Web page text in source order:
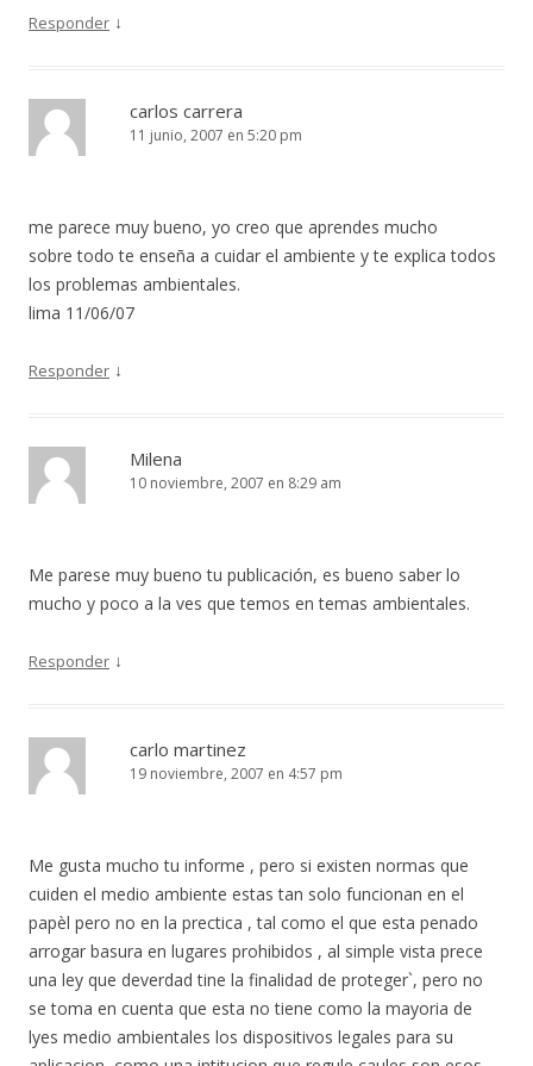
Responder ↓
carlos carrera
11 junio, 2007 en 5:20 pm
me parece muy bueno, yo creo que aprendes mucho
sobre todo te enseña a cuidar el ambiente y te explica todos
los problemas ambientales.
lima 11/06/07
Responder ↓
Milena
10 noviembre, 2007 en 8:29 am
Me parese muy bueno tu publicación, es bueno saber lo
mucho y poco a la ves que temos en temas ambientales.
Responder ↓
carlo martinez
19 noviembre, 2007 en 4:57 pm
Me gusta mucho tu informe , pero si existen normas que
cuiden el medio ambiente estas tan solo funcionan en el
papèl pero no en la prectica , tal como el que esta penado
arrogar basura en lugares prohibidos , al simple vista prece
una ley que deverdad tine la finalidad de proteger`, pero no
se toma en cuenta que esta no tiene como la mayoria de
lyes medio ambientales los dispositivos legales para su